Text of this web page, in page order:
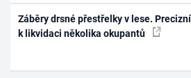
Záběry drsné přestřelky v lese.
k likvidaci několika okupantů